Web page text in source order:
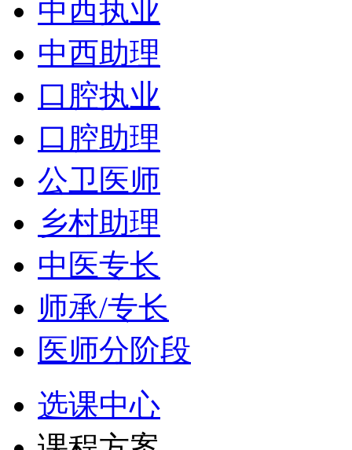
中西执业
中西助理
口腔执业
口腔助理
公卫医师
乡村助理
中医专长
师承/专长
医师分阶段
选课中心